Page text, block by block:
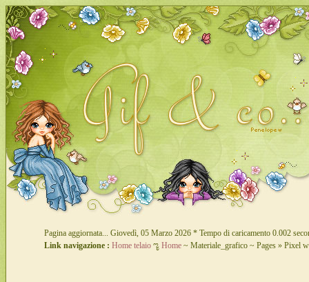
Pagina aggiornata... Giovedì, 05 Marzo 2026 * Tempo di caricamento 0.002
Link navigazione : Home telaio ೡ Home ~ Materiale_grafico ~ Pages » Pixel